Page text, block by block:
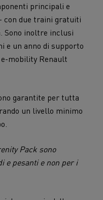
principali e
con due traini gratuiti
Sono inoltre inclusi
e un anno di supporto
mobility Renault
garantite per tutta
un livello minimo
Pack sono
e pesanti e non per i